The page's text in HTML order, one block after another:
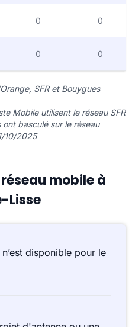
0 0
0 0
SFR et Bouygues
Mobile utilisent le réseau SFR
basculé sur le réseau
10/2025
mobile à
Lisse
disponible pour le